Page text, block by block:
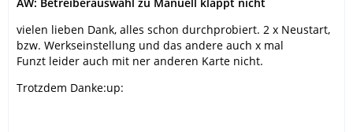
vielen lieben Dank, alles schon durchprobiert. 2 x Neustart,
bzw. Werkseinstellung und das andere auch x mal
Funzt leider auch mit ner anderen Karte nicht.
Trotzdem Danke:up: